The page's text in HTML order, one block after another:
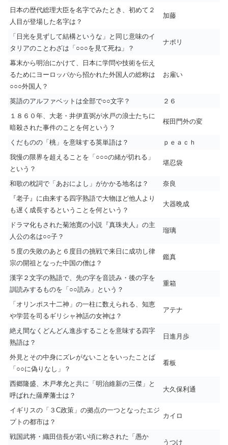
日本の歴代総理大臣を名字でみたとき、初めて２
人目が登場した名字は？
加藤
「日光を見ずして結構というな」と同じ意味のイ
タリアのことわざは「○○○を見て死ね」？
ナポリ
幕末から明治にかけて、日本に学問や技術を伝え
るためにヨーロッパから招かれた外国人の総称は
○○○外国人？
お雇い
英語のアルファベットは全部で○○文字？
２６
１８６０年、大老・井伊直弼が水戸の浪士たちに
暗殺された事件のことを何という？
桜田門外の変
くだものの「桃」を意味する英単語は？
ｐｅａｃｈ
我慢の限界を超えることを「○○○の緒が切れる」
という？
堪忍袋
和歌の枕詞で「あおによし」がかかる地名は？
奈良
『老子』に由来する四字熟語で大物ほど他人より
も遅く成長するということを何という？
大器晩成
ドラマ化もされた菊池寛の小説『真珠夫人』の主
人公の名は○○子？
瑠璃
５度の失敗のあと６度目の挑戦で来日に成功し律
宗の開祖となった中国の僧は？
鑑真
漢字２文字の熟語で、先の字を音読み・後の字を
訓読みするものを「○○読み」という？
重箱
「オリンポス十二神」の一柱に数えられる、知恵
や学芸を司るギリシャ神話の女神は？
アテナ
絶え間なくどんどん進歩することを意味する四字
熟語は？
日進月歩
外見とその中身にズレがないことをいったことば
「○○に偽りなし」？
看板
西郷隆盛、木戸孝允と共に「明治維新の三傑」と
呼ばれた薩摩藩士は？
大久保利通
イギリスの「３C政策」の拠点の一つとなったエジ
プトの都市は？
カイロ
戦国武将・織田信長が若い頃に称された「愚か
うつけ